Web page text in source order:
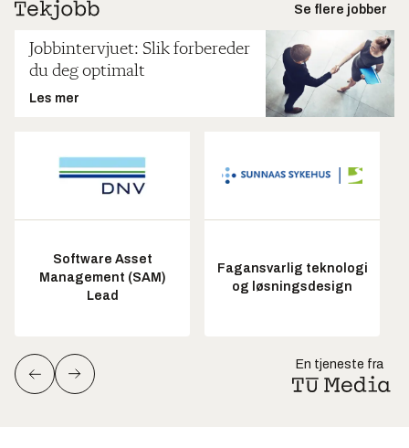
Se flere jobber
Jobbintervjuet: Slik forbereder
du deg optimalt
Les mer
Software Asset
Management (SAM)
Lead
Fagansvarlig teknologi
og løsningsdesign
En tjeneste fra